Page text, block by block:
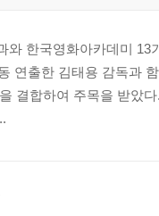
와 한국영화아카데미
연출한 김태용 감독과
결합하여 주목을 받았